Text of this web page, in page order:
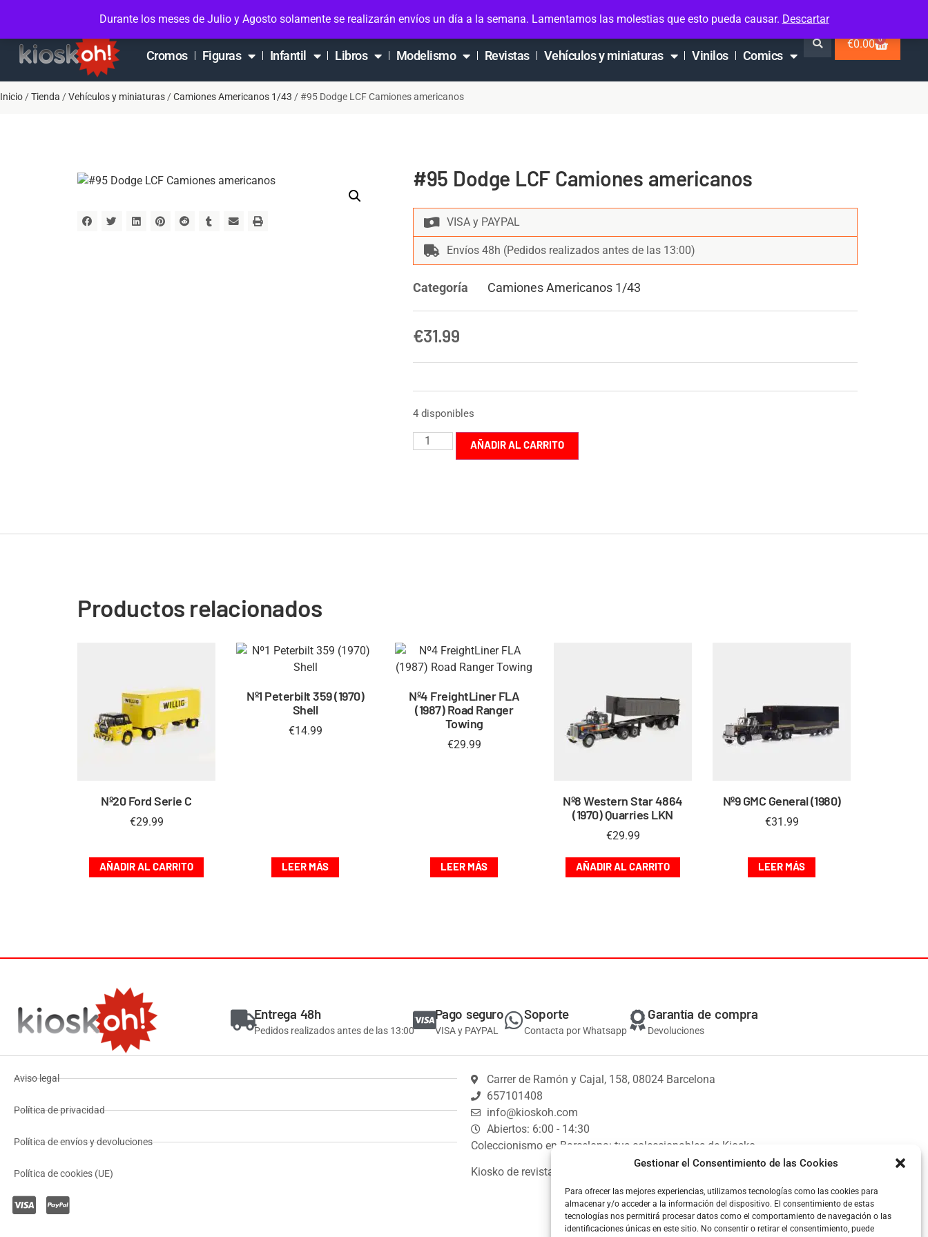
Gestionar el Consentimiento de las Cookies
Para ofrecer las mejores experiencias, utilizamos tecnologías como las cookies para
almacenar y/o acceder a la información del dispositivo. El consentimiento de estas
tecnologías nos permitirá procesar datos como el comportamiento de navegación o las
identificaciones únicas en este sitio. No consentir o retirar el consentimiento, puede
Durante los meses de Julio y Agosto solamente se realizarán envíos un día a la semana. Lamentamos las molestias que esto pueda causar. Descartar
Soporte en Whatsapp ContactoMi cuenta
Cromos Figuras Infantil Libros Modelismo Revistas Vehículos y miniaturas Vinilos Comics
€0.00 0
Inicio /Tienda /Vehículos y miniaturas /Camiones Americanos 1/43 / #95 Dodge LCF Camiones americanos
#95 Dodge LCF Camiones americanos
VISA y PAYPAL
Envíos 48h (Pedidos realizados antes de las 13:00)
Categoría Camiones Americanos 1/43
€31.99
4 disponibles
AÑADIR AL CARRITO
Productos relacionados
Nº20 Ford Serie C
€29.99
AÑADIR AL CARRITO
Nº1 Peterbilt 359 (1970)
Shell
€14.99
LEER MÁS
Nº4 FreightLiner FLA
(1987) Road Ranger
Towing
€29.99
LEER MÁS
Nº8 Western Star 4864
(1970) Quarries LKN
€29.99
AÑADIR AL CARRITO
Nº9 GMC General (1980)
€31.99
LEER MÁS
Entrega 48h
Pedidos realizados antes de las 13:00
Pago seguro
VISA y PAYPAL
Soporte
Contacta por Whatsapp
Garantía de compra
Devoluciones
Aviso legal
Política de privacidad
Política de envíos y devoluciones
Política de cookies (UE)
Carrer de Ramón y Cajal, 158, 08024 Barcelona
657101408
info@kioskoh.com
Abiertos: 6:00 - 14:30
Coleccionismo en Barcelona: tus coleccionables de Kiosko.
Kiosko de revistas y prensa.